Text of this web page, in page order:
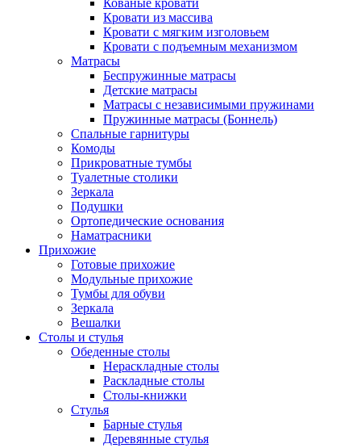
Кровати из массива
Кровати с мягким изголовьем
Кровати с подъемным механизмом
Матрасы
Беспружинные матрасы
Детские матрасы
Матрасы с независимыми пружинами
Пружинные матрасы (Боннель)
Спальные гарнитуры
Комоды
Прикроватные тумбы
Туалетные столики
Зеркала
Подушки
Ортопедические основания
Наматрасники
Прихожие
Готовые прихожие
Модульные прихожие
Тумбы для обуви
Зеркала
Вешалки
Столы и стулья
Обеденные столы
Нераскладные столы
Раскладные столы
Столы-книжки
Стулья
Барные стулья
Деревянные стулья